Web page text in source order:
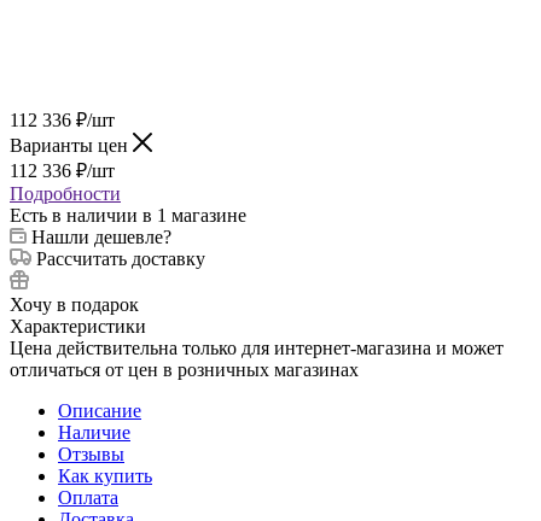
112 336 ₽/шт
Варианты цен
112 336 ₽/шт
Подробности
Есть в наличии в 1 магазине
Нашли дешевле?
Рассчитать доставку
Хочу в подарок
Характеристики
Цена действительна только для интернет-магазина и может
отличаться от цен в розничных магазинах
Описание
Наличие
Отзывы
Как купить
Оплата